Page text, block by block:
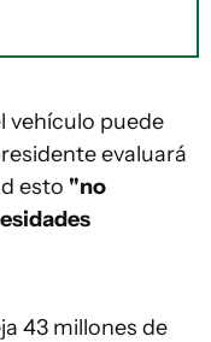
vehículo puede
evaluará
esto "no
43 millones de